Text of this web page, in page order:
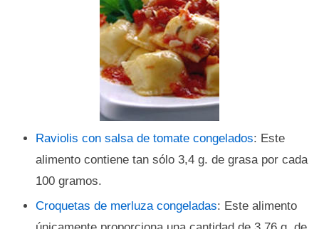
Raviolis con salsa de tomate congelados: Este
alimento contiene tan sólo 3,4 g. de grasa por cada
100 gramos.
Croquetas de merluza congeladas: Este alimento